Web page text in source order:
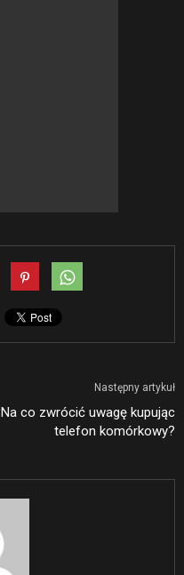
Następny artykuł
Na co zwrócić uwagę kupując
telefon komórkowy?